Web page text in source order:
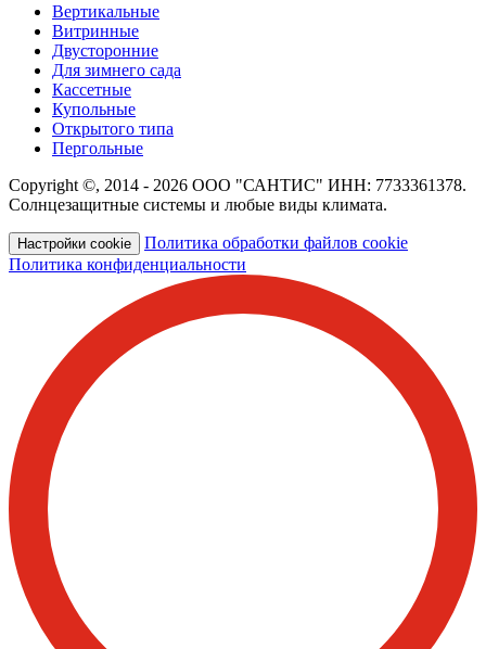
Вертикальные
Витринные
Двусторонние
Для зимнего сада
Кассетные
Купольные
Открытого типа
Пергольные
Copyright ©, 2014 - 2026 ООО "САНТИС" ИНН: 7733361378.
Солнцезащитные системы и любые виды климата.
Настройки cookie
Политика обработки файлов cookie
Политика конфиденциальности